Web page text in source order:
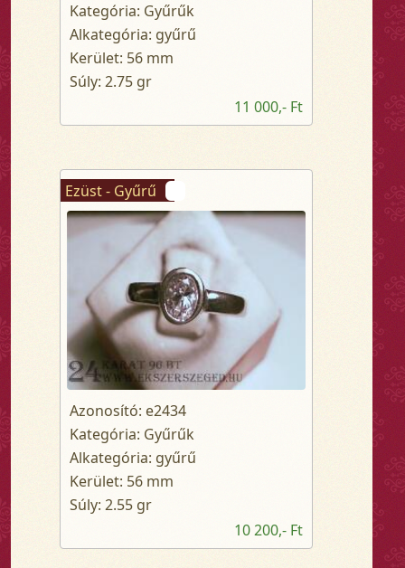
Kategória: Gyűrűk
Alkategória: gyűrű
Kerület: 56 mm
Súly: 2.75 gr
11 000,- Ft
Ezüst - Gyűrű
Azonosító: e2434
Kategória: Gyűrűk
Alkategória: gyűrű
Kerület: 56 mm
Súly: 2.55 gr
10 200,- Ft